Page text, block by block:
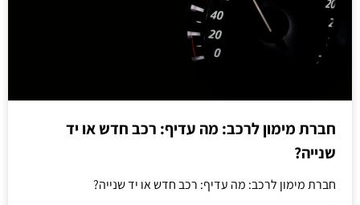
חברת מימון לרכב: מה עדיף: רכב חדש או יד
שנייה?
חברת מימון לרכב: מה עדיף: רכב חדש או יד שנייה?